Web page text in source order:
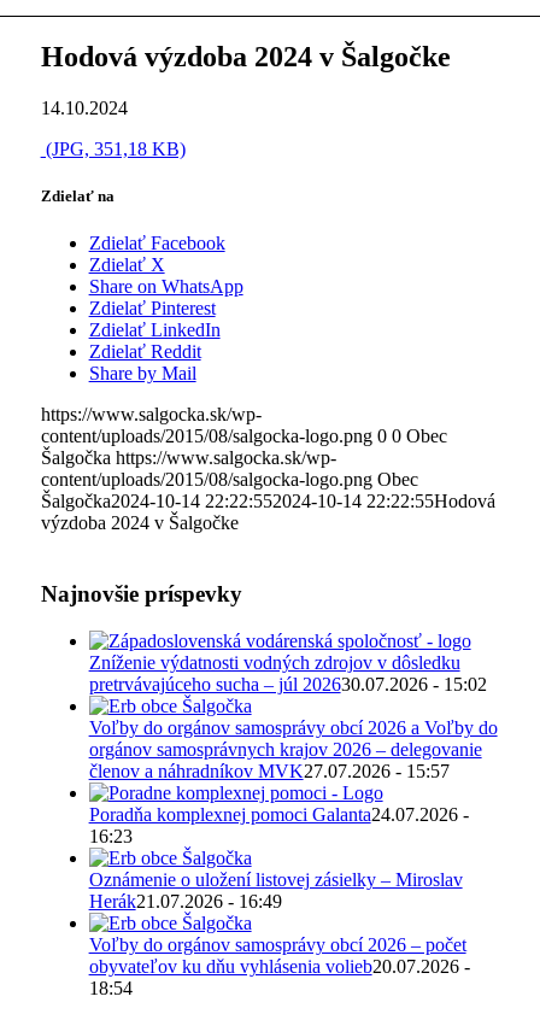
Hodová výzdoba 2024 v Šalgočke
14.10.2024
(JPG, 351,18 KB)
Zdielať na
Zdielať Facebook
Zdielať X
Share on WhatsApp
Zdielať Pinterest
Zdielať LinkedIn
Zdielať Reddit
Share by Mail
https://www.salgocka.sk/wp-
content/uploads/2015/08/salgocka-logo.png 0 0 Obec
Šalgočka https://www.salgocka.sk/wp-
content/uploads/2015/08/salgocka-logo.png Obec
Šalgočka2024-10-14 22:22:552024-10-14 22:22:55Hodová
výzdoba 2024 v Šalgočke
Najnovšie príspevky
Zníženie výdatnosti vodných zdrojov v dôsledku
pretrvávajúceho sucha – júl 202630.07.2026 - 15:02
Voľby do orgánov samosprávy obcí 2026 a Voľby do
orgánov samosprávnych krajov 2026 – delegovanie
členov a náhradníkov MVK27.07.2026 - 15:57
Poradňa komplexnej pomoci Galanta24.07.2026 -
16:23
Oznámenie o uložení listovej zásielky – Miroslav
Herák21.07.2026 - 16:49
Voľby do orgánov samosprávy obcí 2026 – počet
obyvateľov ku dňu vyhlásenia volieb20.07.2026 -
18:54